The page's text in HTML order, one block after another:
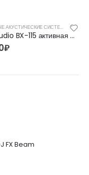
АКТИВНЫЕ АКУСТИЧЕСКИЕ СИСТЕМЫ
ZTX audio BX-115 активная акустическая система с 15″ динамиком
₽
FX Beam